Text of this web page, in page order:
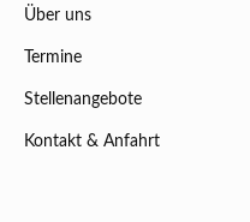
Über uns
Termine
Stellenangebote
Kontakt & Anfahrt